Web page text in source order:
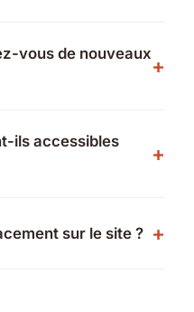
vous de nouveaux
ils accessibles
sur le site ?